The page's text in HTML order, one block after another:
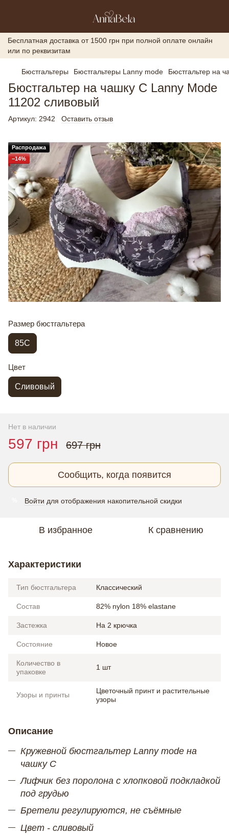
Бесплатная доставка от 1500 грн при полной оплате онлайн
или по реквизитам
Бюстгальтеры Бюстгальтеры Lanny mode Бюстгальтер на
Бюстгальтер на чашку С Lanny Mode
11202 сливовый
Артикул: 2942 Оставить отзыв
Распродажа
−14%
Размер бюстгальтера
85C
Цвет
Сливовый
Нет в наличии
597 грн 697 грн
Сообщить, когда появится
Войти для отображения накопительной скидки
В избранное К сравнению
Характеристики
Тип бюстгальтера Классический
Состав 82% nylon 18% elastane
Застежка На 2 крючка
Состояние Новое
Количество в
упаковке
1 шт
Узоры и принты
Цветочный принт и растительные
узоры
Описание
Кружевной бюстгальтер Lanny mode на
чашку С
Лифчик без поролона с хлопковой подкладкой
под грудью
Бретели регулируются, не съёмные
Цвет - сливовый